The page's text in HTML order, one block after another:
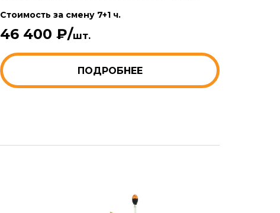
Стоимость за смену 7+1 ч.
46 400 ₽/шт.
ПОДРОБНЕЕ